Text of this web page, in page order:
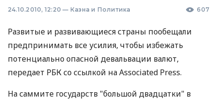
24.10.2010, 12:20 — Казна и Политика 607
Развитые и развивающиеся страны пообещали
предпринимать все усилия, чтобы избежать
потенциально опасной девальвации валют,
передает РБК со ссылкой на Associated Press.
На саммите государств "большой двадцатки" в